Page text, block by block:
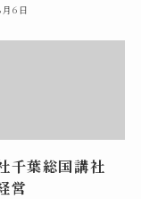
6日
千葉総国講社
営